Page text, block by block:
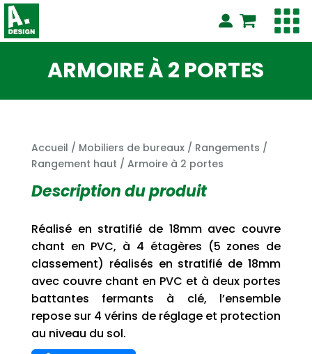
ARMOIRE À 2 PORTES
Accueil / Mobiliers de bureaux/ Rangements /
Rangement haut / Armoire à 2 portes
Description du produit
Réalisé en stratifié de 18mm avec couvre
chant en PVC, à 4 étagères (5 zones de
classement) réalisés en stratifié de 18mm
avec couvre chant en PVC et à deux portes
battantes fermants à clé, l’ensemble
repose sur 4 vérins de réglage et protection
au niveau du sol.